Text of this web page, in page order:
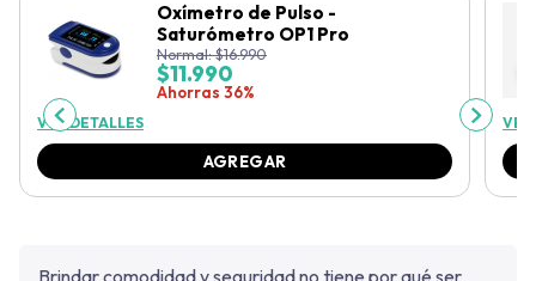
Oxímetro de Pulso -
Saturómetro OP1 Pro
Normal:$16.990
$11.990
Ahorras 36%
VER DETALLES
AGREGAR
VER